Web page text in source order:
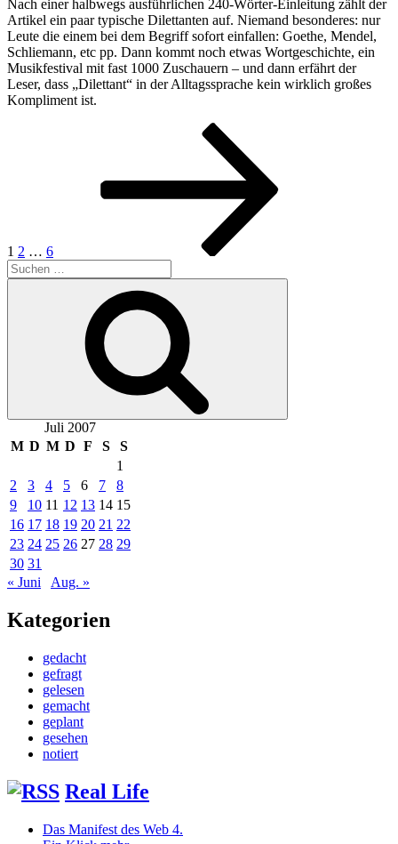
Nach einer halbwegs ausführlichen 240-Wörter-Einleitung zählt der
Artikel ein paar typische Dilettanten auf. Niemand besonderes: nur
Leute die einem bei dem Begriff sofort einfallen: Goethe, Mendel,
Schliemann, etc pp. Dann kommt noch etwas Wortgeschichte, ein
Musikfestival mit fast 1000 Zuschauern – und dann erfährt der
Leser, dass „Dilettant“ in der Alltagssprache kein wirklich großes
Kompliment ist.
1 2 … 6
Suchen
nach:
Juli 2007
M D M D F S
S
1
2
3 4 5 6 7
8
9
10 11 12 13 14 15
16 17 18 19 20 21 22
23 24 25 26 27 28 29
30 31
« Juni
Aug. »
Kategorien
gedacht
gefragt
gelesen
gemacht
geplant
gesehen
notiert
Real Life
Das Manifest des Web 4.